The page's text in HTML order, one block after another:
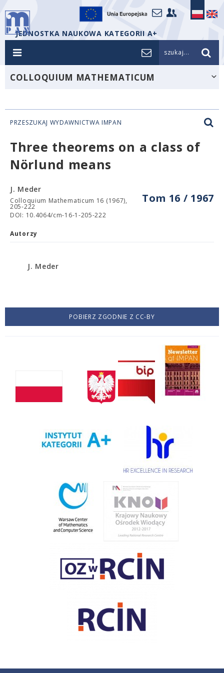
JEDNOSTKA NAUKOWA KATEGORII A+
szukaj...
COLLOQUIUM MATHEMATICUM
PRZESZUKAJ WYDAWNICTWA IMPAN
Three theorems on a class of
Nörlund means
Tom 16 / 1967
J. Meder
Colloquium Mathematicum 16 (1967),
205-222
DOI: 10.4064/cm-16-1-205-222
Autorzy
J. Meder
POBIERZ ZGODNIE Z CC-BY